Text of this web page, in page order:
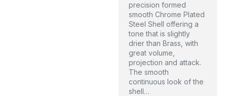
precision formed
smooth Chrome Plated
Steel Shell offering a
tone that is slightly
drier than Brass, with
great volume,
projection and attack.
The smooth
continuous look of the
shell…